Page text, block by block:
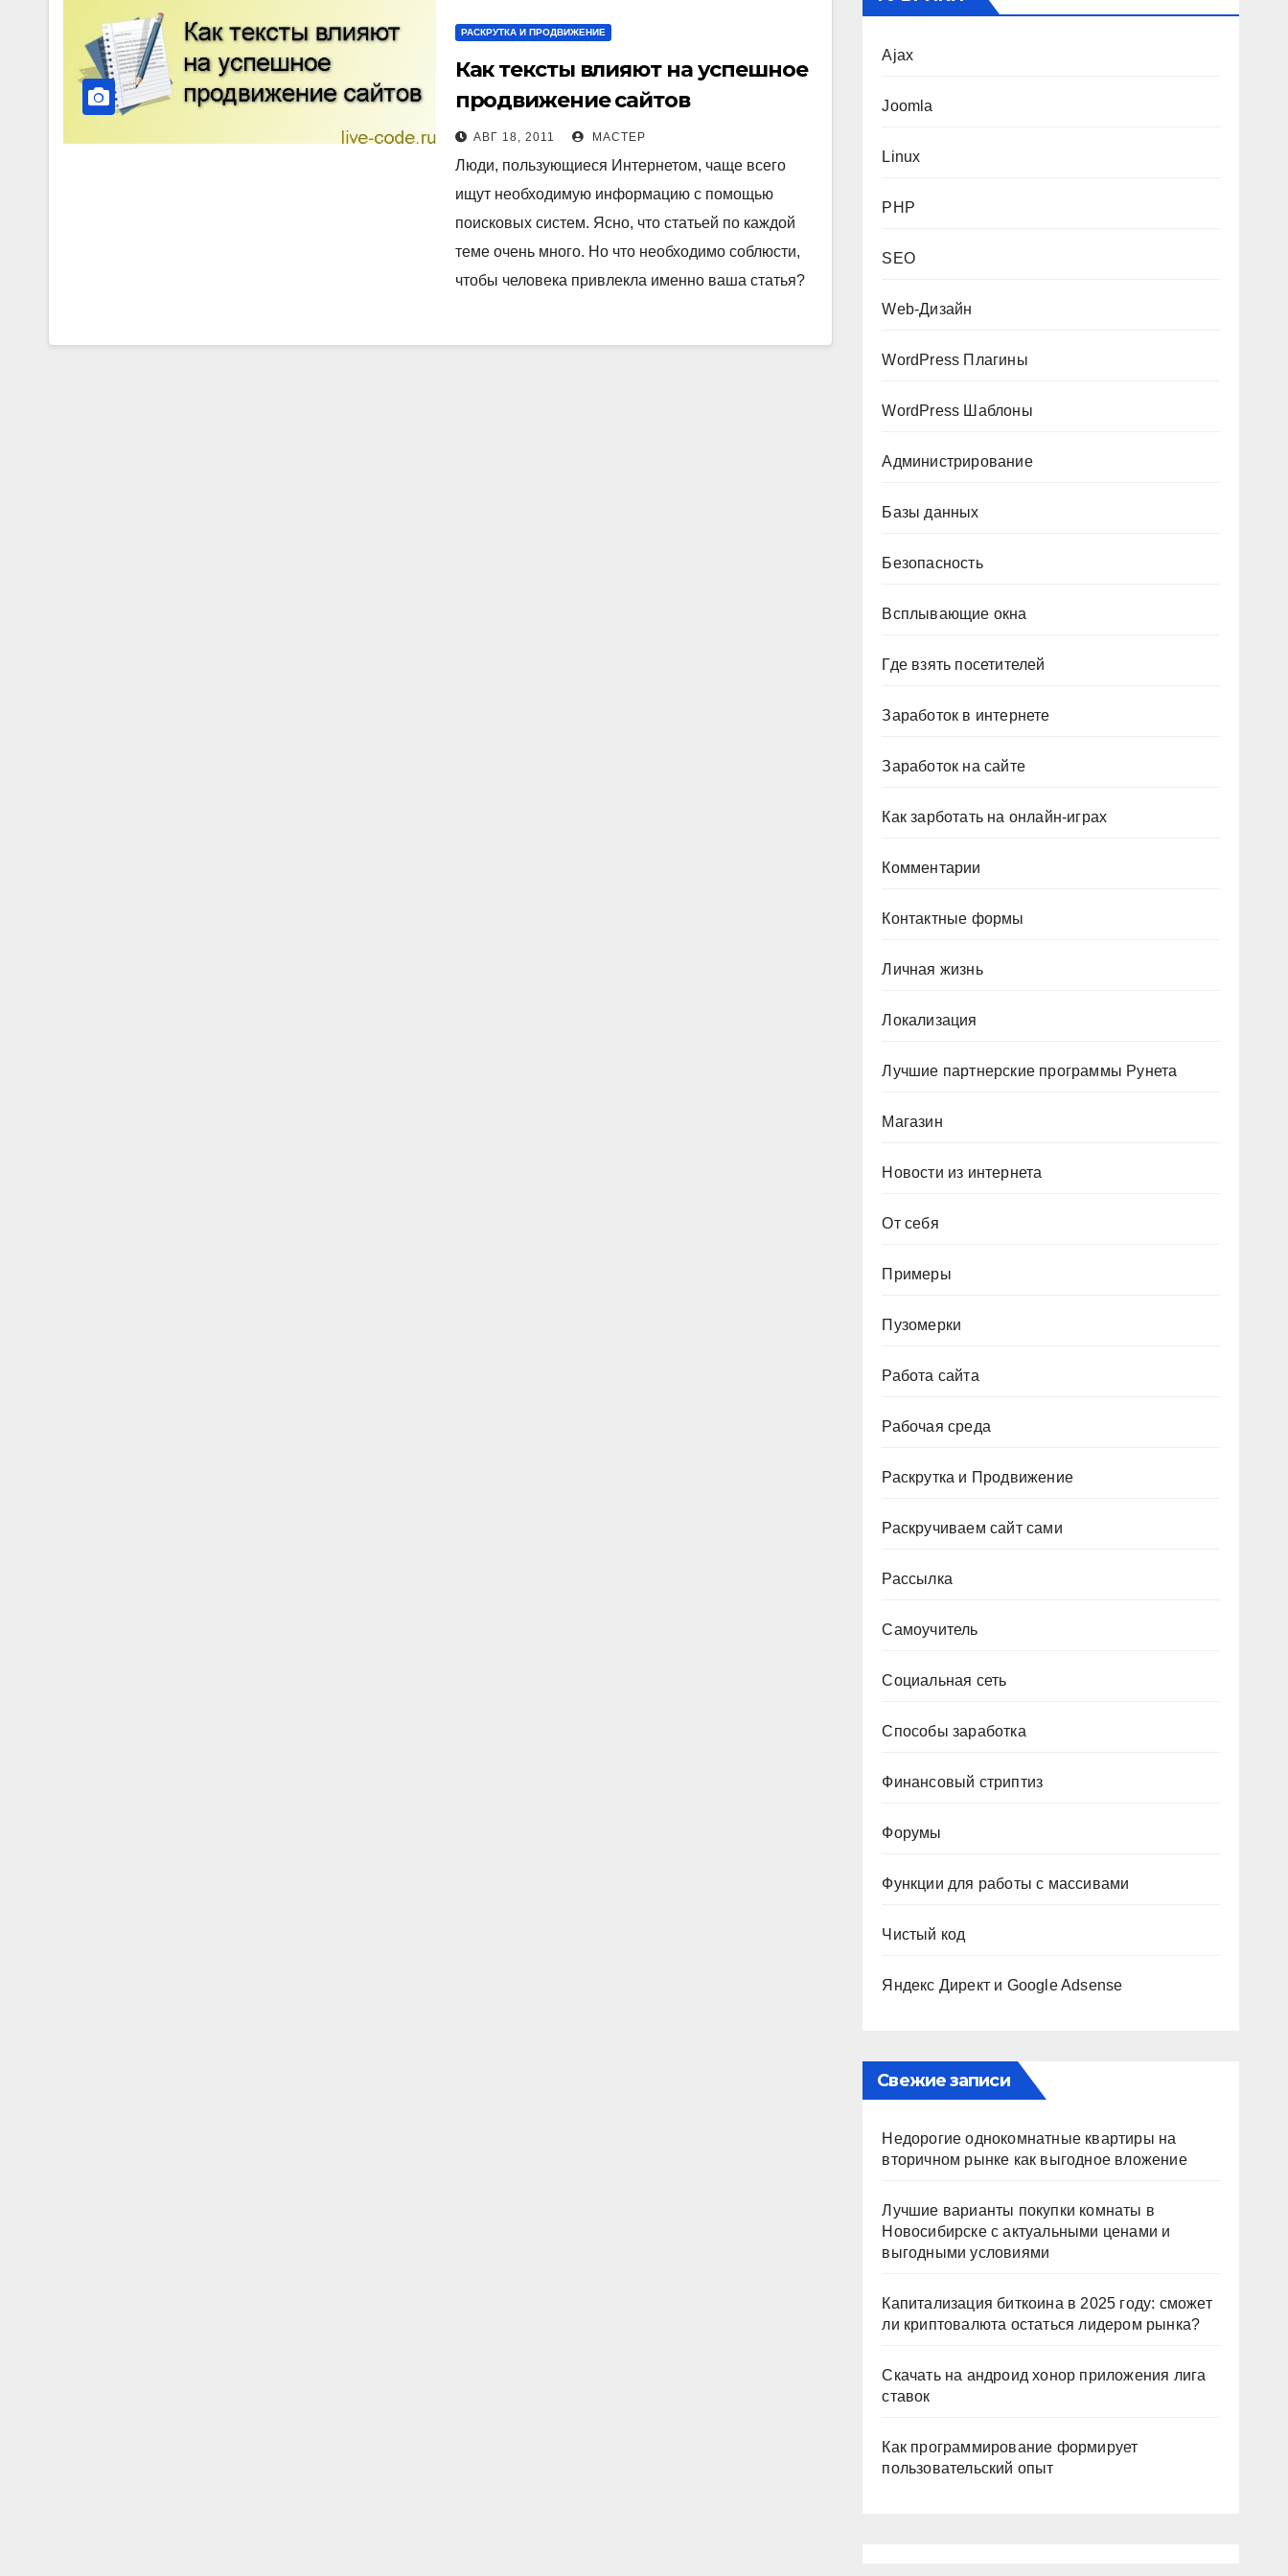
РАСКРУТКА И ПРОДВИЖЕНИЕ
Как тексты влияют на успешное
продвижение сайтов
АВГ 18, 2011 МАСТЕР
Люди, пользующиеся Интернетом, чаще всего
ищут необходимую информацию с помощью
поисковых систем. Ясно, что статьей по каждой
теме очень много. Но что необходимо соблюсти,
чтобы человека привлекла именно ваша статья?
Ajax
Joomla
Linux
PHP
SEO
Web-Дизайн
WordPress Плагины
WordPress Шаблоны
Администрирование
Базы данных
Безопасность
Всплывающие окна
Где взять посетителей
Заработок в интернете
Заработок на сайте
Как зарботать на онлайн-играх
Комментарии
Контактные формы
Личная жизнь
Локализация
Лучшие партнерские программы Рунета
Магазин
Новости из интернета
От себя
Примеры
Пузомерки
Работа сайта
Рабочая среда
Раскрутка и Продвижение
Раскручиваем сайт сами
Рассылка
Самоучитель
Социальная сеть
Способы заработка
Финансовый стриптиз
Форумы
Функции для работы с массивами
Чистый код
Яндекс Директ и Google Adsense
Свежие записи
Недорогие однокомнатные квартиры на
вторичном рынке как выгодное вложение
Лучшие варианты покупки комнаты в
Новосибирске с актуальными ценами и
выгодными условиями
Капитализация биткоина в 2025 году: сможет
ли криптовалюта остаться лидером рынка?
Скачать на андроид хонор приложения лига
ставок
Как программирование формирует
пользовательский опыт